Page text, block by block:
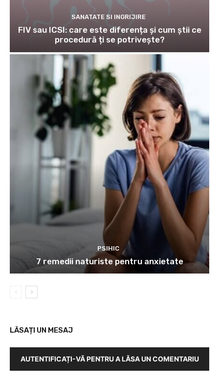
SANATATE SI INGRIJIRE
FIV sau ICSI: care este diferența și cum știi ce
procedură ți se potrivește?
PSIHIC
7 remedii naturiste pentru anxietate
LĂSAȚI UN MESAJ
AUTENTIFICAȚI-VĂ PENTRU A LĂSA UN COMENTARIU